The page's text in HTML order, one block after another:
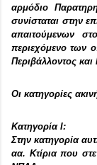
αρμόδιο
συνίσταται στην
απαιτούμενων
περιεχόμενο των
Περιβάλλοντος και
Οι κατηγορίες
Κατηγορία Ι:
Στην κατηγορία
αα. Κτίρια που